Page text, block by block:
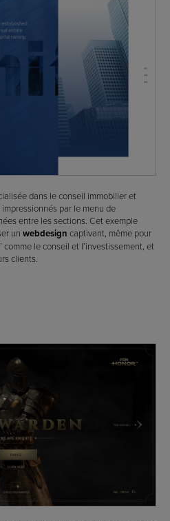
dans le conseil immobilier et
par le menu de
entre les sections. Cet exemple
un webdesign captivant, même pour
le conseil et l’investissement, et
clients.